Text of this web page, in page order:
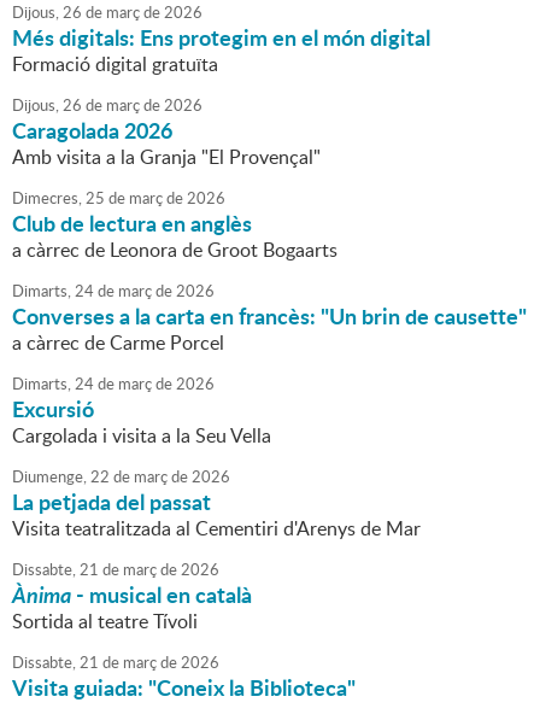
Dijous,26 de marçde2026
Més digitals: Ens protegim en el món digital
Formació digital gratuïta
Dijous,26 de marçde2026
Caragolada 2026
Amb visita a la Granja "El Provençal"
Dimecres,25 de marçde2026
Club de lectura en anglès
a càrrec de Leonora de Groot Bogaarts
Dimarts,24de marçde2026
Converses a la carta en francès: "Un brin de causette"
a càrrec de Carme Porcel
Dimarts,24de marçde2026
Excursió
Cargolada i visita a la Seu Vella
Diumenge,22 de marçde2026
La petjada del passat
Visita teatralitzada al Cementiri d'Arenys de Mar
Dissabte,21 de marçde2026
Ànima- musical en català
Sortida al teatre Tívoli
Dissabte,21 de marçde2026
Visita guiada: "Coneix la Biblioteca"